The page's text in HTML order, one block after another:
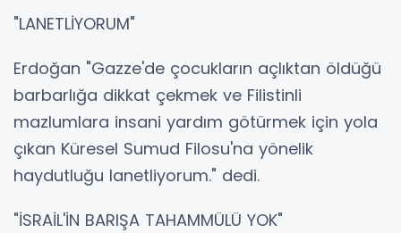
"LANETLİYORUM"
Erdoğan "Gazze'de çocukların açlıktan öldüğü
barbarlığa dikkat çekmek ve Filistinli
mazlumlara insani yardım götürmek için yola
çıkan Küresel Sumud Filosu'na yönelik
haydutluğu lanetliyorum." dedi.
"İSRAİL'İN BARIŞA TAHAMMÜLÜ YOK"